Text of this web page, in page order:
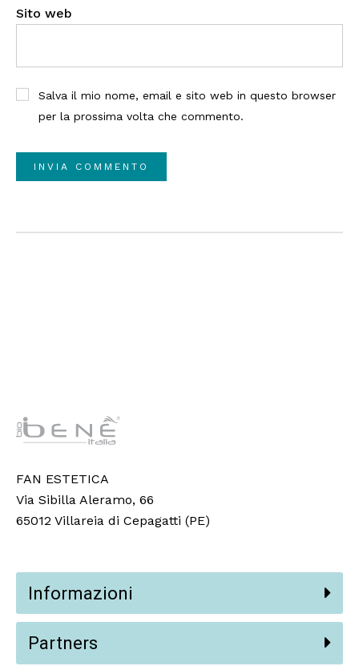
Sito web
Salva il mio nome, email e sito web in questo browser
per la prossima volta che commento.
FAN ESTETICA
Via Sibilla Aleramo, 66
65012 Villareia di Cepagatti (PE)
Informazioni
Partners